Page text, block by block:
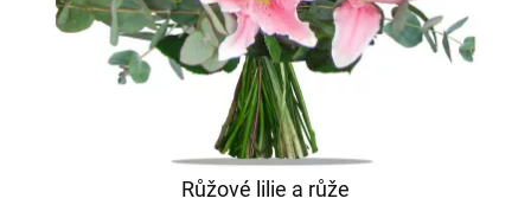
Růžové lilie a růže